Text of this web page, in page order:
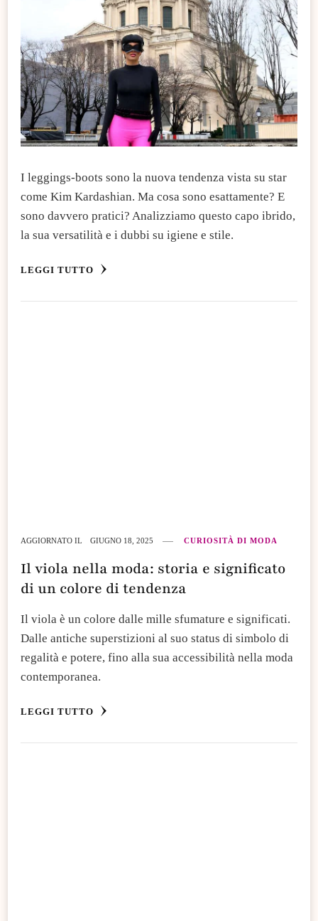
​I leggings-boots sono la nuova tendenza vista su star
come Kim Kardashian. Ma cosa sono esattamente? E
sono davvero pratici? Analizziamo questo capo ibrido,
la sua versatilità e i dubbi su igiene e stile.
LEGGI TUTTO
AGGIORNATO IL GIUGNO 18, 2025 CURIOSITÀ DI MODA
Il viola nella moda: storia e significato
di un colore di tendenza
Il viola è un colore dalle mille sfumature e significati.
Dalle antiche superstizioni al suo status di simbolo di
regalità e potere, fino alla sua accessibilità nella moda
contemporanea.
LEGGI TUTTO